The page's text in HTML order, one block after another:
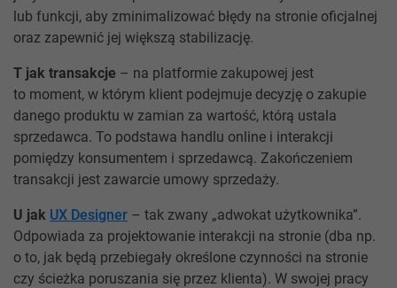
lub funkcji, aby zminimalizować błędy na stronie oficjalnej
oraz zapewnić jej większą stabilizację.
T jak transakcje – na platformie zakupowej jest
to moment, w którym klient podejmuje decyzję o zakupie
danego produktu w zamian za wartość, którą ustala
sprzedawca. To podstawa handlu online i interakcji
pomiędzy konsumentem i sprzedawcą. Zakończeniem
transakcji jest zawarcie umowy sprzedaży.
U jak UX Designer – tak zwany „adwokat użytkownika”.
Odpowiada za projektowanie interakcji na stronie (dba np.
o to, jak będą przebiegały określone czynności na stronie
czy ścieżka poruszania się przez klienta). W swojej pracy